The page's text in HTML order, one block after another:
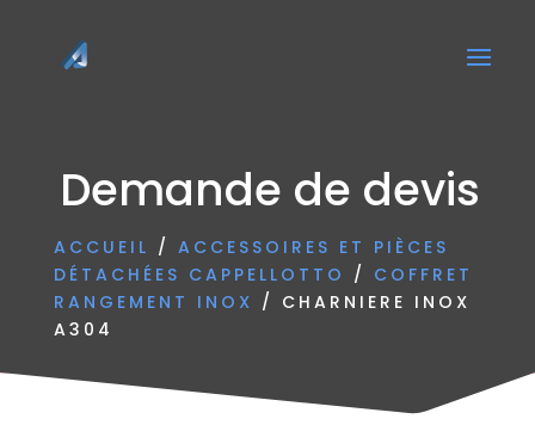
Demande de devis
ACCUEIL / ACCESSOIRES ET PIÈCES
DÉTACHÉES CAPPELLOTTO / COFFRET
RANGEMENT INOX / CHARNIERE INOX
A304